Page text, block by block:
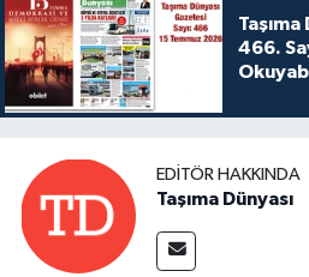
466.
EDITÖR HAKKINDA
Taşıma Dünyası